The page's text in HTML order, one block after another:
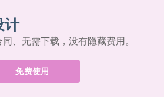
计
、无需下载，没有隐藏费用。
免费使用